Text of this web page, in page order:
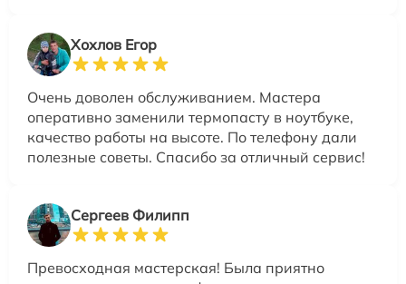
Хохлов Егор
Очень доволен обслуживанием. Мастера
оперативно заменили термопасту в ноутбуке,
качество работы на высоте. По телефону дали
полезные советы. Спасибо за отличный сервис!
Сергеев Филипп
Превосходная мастерская! Была приятно